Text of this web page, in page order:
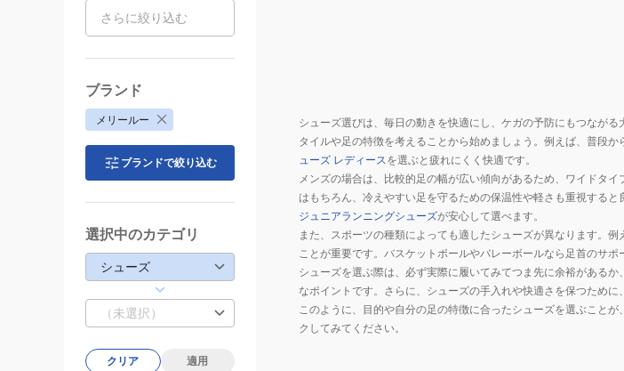
サ
ン
ダ
ル
6352BLACK
サ
ン
ダ
ル
6352WHITE
シューズ選びは、毎日の動きを快適にし、ケガの予防にもつなが
タイルや足の特徴を考えることから始めましょう。例えば、普段
ューズ レディース を選ぶと疲れにくく快適です。
メンズの場合は、比較的足の幅が広い傾向があるため、ワイドタ
はもちろん、冷えやすい足を守るための保温性や軽さも重視する
ジュニアランニングシューズが安心して選べます。
また、スポーツの種類によっても適したシューズが異なります。
ことが重要です。バスケットボールやバレーボールなら足首のサポ
シューズを選ぶ際は、必ず実際に履いてみてつま先に余裕がある
なポイントです。さらに、シューズの手入れや快適さを保つために、
このように、目的や自分の足の特徴に合ったシューズを選ぶこと
クしてみてください。
ブランド
メリールー
ブランドで絞り込む
選択中のカテゴリ
シューズ
（未選択）
クリア 適用